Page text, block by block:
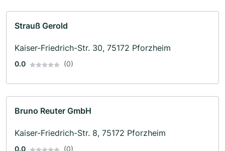
Strauß Gerold
Kaiser-Friedrich-Str. 30, 75172 Pforzheim
0.0 (0)
Bruno Reuter GmbH
Kaiser-Friedrich-Str. 8, 75172 Pforzheim
0.0 (0)